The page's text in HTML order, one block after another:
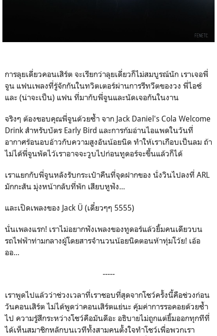
การลุยเดี่ยวคอนเสิร์ต จะเรียกว่าลุยเดี่ยวก็ไม่สมบูรณ์นัก เราเจอพี่
จูน แฟนเพลงที่รู้จักกันในทวิตเตอร์ผ่านการรีทวีตของวง พี่ไอซ์
และ (น่าจะเป็น) แฟน ที่มากับพี่จูนและนัดเจอกันในงาน
จริงๆ ต้องขอบคุณพี่จูนด้วยซ้ำ จาก Jack Daniel's Cola Welcome
Drink สำหรับบัตร Early Bird และการก้มอ่านไอแพดในวันที่
อากาศร้อนอบอ้าวกับความสูงอันน้อยนิด ทำให้เราเกือบเป็นลม ถ้า
ไม่ได้พี่จูนพัดไว้เราอาจจะวูบไปก่อนทูดอร์จะขึ้นแล้วก็ได้
เราแยกกับพี่จูนหลังรับกระเป๋าคืนที่จุดฝากของ นั่งวินไปลงที่ ARL
มักกะสัน มุ่งหน้ากลับที่พัก เสียบหูฟัง...
และเปิดเพลงของ Jack Ü (เดี๋ยวๆๆ 5555)
นั่นเพลงแรก! เราไม่อยากฟังเพลงของทูดอร์แล้วยิ้มคนเดียวบน
รถไฟฟ้าท่ามกลางผู้โดยสารจำนวนน้อยนิดตอนห้าทุ่มโว้ย! เอ้อ
ออ...
-----
เราพูดไปแล้วว่าช่วงเวลาที่เราชอบที่สุดจากโชว์ครั้งนี้คือช่วงก่อน
วันคอนเสิร์ต ไม่ได้พูดว่าคอนเสิร์ตแย่นะ คุ้มค่าการรอคอยด้วยซ้ำ
ไป ความรู้สึกระหว่างโชว์คือมันดีอะ อธิบายไม่ถูกแต่ยิ้มออกทุกทีที่
ได้เห็นสมาชิกหลักบนเวทีทั้งสามคนตั้งใจทำโชว์เพื่อพวกเรา